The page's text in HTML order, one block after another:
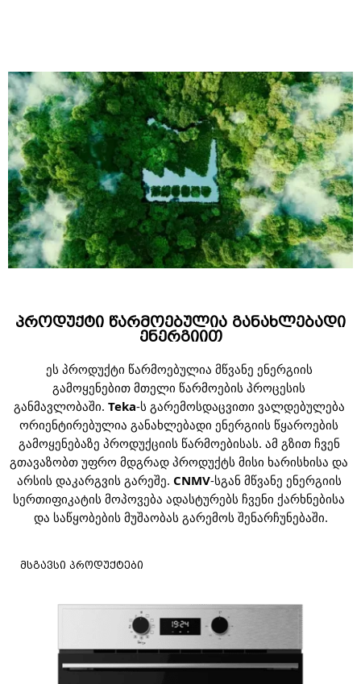
პროდუქტი წარმოებულია განახლებადი
ენერგიით
ეს პროდუქტი წარმოებულია მწვანე ენერგიის
გამოყენებით მთელი წარმოების პროცესის
განმავლობაში. Teka-ს გარემოსდაცვითი ვალდებულება
ორიენტირებულია განახლებადი ენერგიის წყაროების
გამოყენებაზე პროდუქციის წარმოებისას. ამ გზით ჩვენ
გთავაზობთ უფრო მდგრად პროდუქტს მისი ხარისხისა და
არსის დაკარგვის გარეშე. CNMV-სგან მწვანე ენერგიის
სერთიფიკატის მოპოვება ადასტურებს ჩვენი ქარხნებისა
და საწყობების მუშაობას გარემოს შენარჩუნებაში.
მსგავსი პროდუქტები